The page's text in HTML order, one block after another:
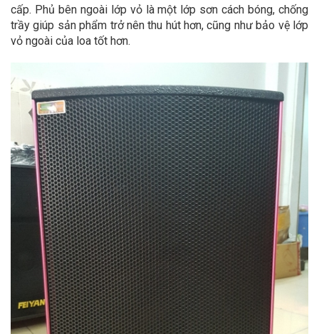
cấp. Phủ bên ngoài lớp vỏ là một lớp sơn cách bóng, chống
trầy giúp sản phẩm trở nên thu hút hơn, cũng như bảo vệ lớp
vỏ ngoài của loa tốt hơn.